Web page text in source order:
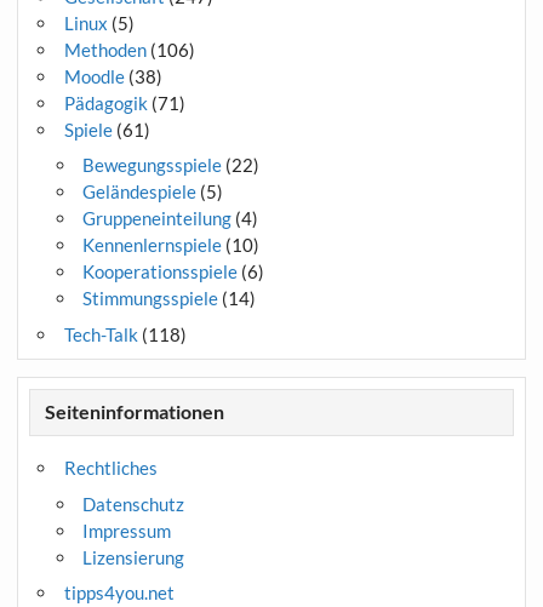
Linux (5)
Methoden(106)
Moodle(38)
Pädagogik (71)
Spiele(61)
Bewegungsspiele(22)
Geländespiele(5)
Gruppeneinteilung(4)
Kennenlernspiele(10)
Kooperationsspiele(6)
Stimmungsspiele(14)
Tech-Talk (118)
Seiteninformationen
Rechtliches
Datenschutz
Impressum
Lizensierung
tipps4you.net